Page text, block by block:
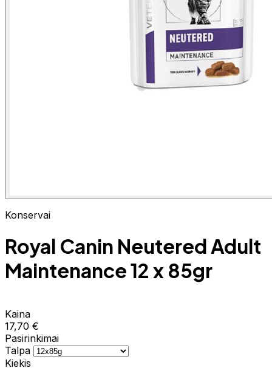
Konservai
Royal Canin Neutered Adult
Maintenance 12 x 85gr
Kaina
17,70 €
Pasirinkimai
Talpa
Kiekis